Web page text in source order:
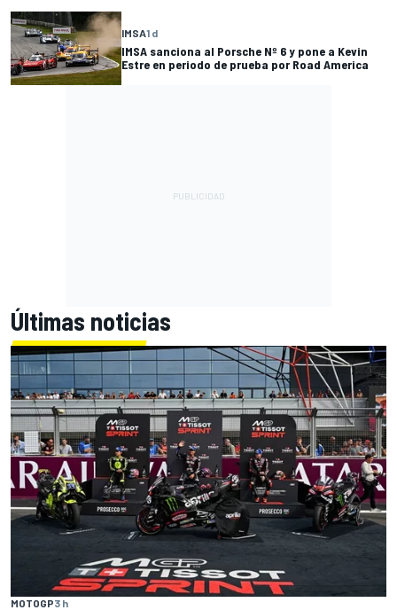
IMSA1 d
IMSA sanciona al Porsche Nº 6 y pone a Kevin
Estre en periodo de prueba por Road America
Últimas noticias
MOTOGP3 h